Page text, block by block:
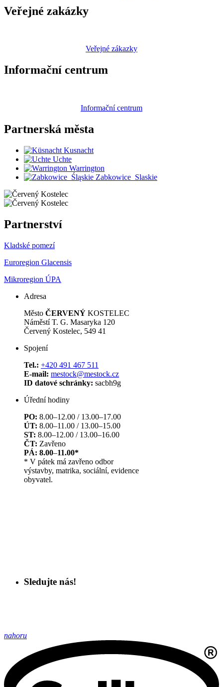
Veřejné zakázky
Veřejné zákazky
Informační centrum
Informační centrum
Partnerská města
Kusnacht
Uchte
Warrington
Zabkowice_Slaskie
Partnerství
Kladské pomezí
Euroregion Glacensis
Mikroregion ÚPA
Adresa
Město ČERVENÝ KOSTELEC
Náměstí T. G. Masaryka 120
Červený Kostelec, 549 41
Spojení
Tel.: +420 491 467 511
E-mail: mestock@mestock.cz
ID datové schránky: sacbh9g
Úřední hodiny
PO: 8.00–12.00 / 13.00–17.00
ÚT: 8.00–11.00 / 13.00–15.00
ST: 8.00–12.00 / 13.00–16.00
ČT: Zavřeno
PÁ: 8.00–11.00*
* V pátek má zavřeno odbor
výstavby, matrika, sociální, evidence
obyvatel.
Sledujte nás!
nahoru